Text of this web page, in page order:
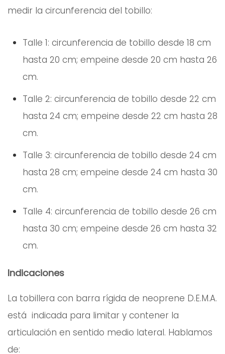
medir la circunferencia del tobillo:
Talle 1: circunferencia de tobillo desde 18 cm
hasta 20 cm; empeine desde 20 cm hasta 26
cm.
Talle 2: circunferencia de tobillo desde 22 cm
hasta 24 cm; empeine desde 22 cm hasta 28
cm.
Talle 3: circunferencia de tobillo desde 24 cm
hasta 28 cm; empeine desde 24 cm hasta 30
cm.
Talle 4: circunferencia de tobillo desde 26 cm
hasta 30 cm; empeine desde 26 cm hasta 32
cm.
Indicaciones
La tobillera con barra rígida de neoprene D.E.M.A.
está indicada para limitar y contener la
articulación en sentido medio lateral. Hablamos
de: